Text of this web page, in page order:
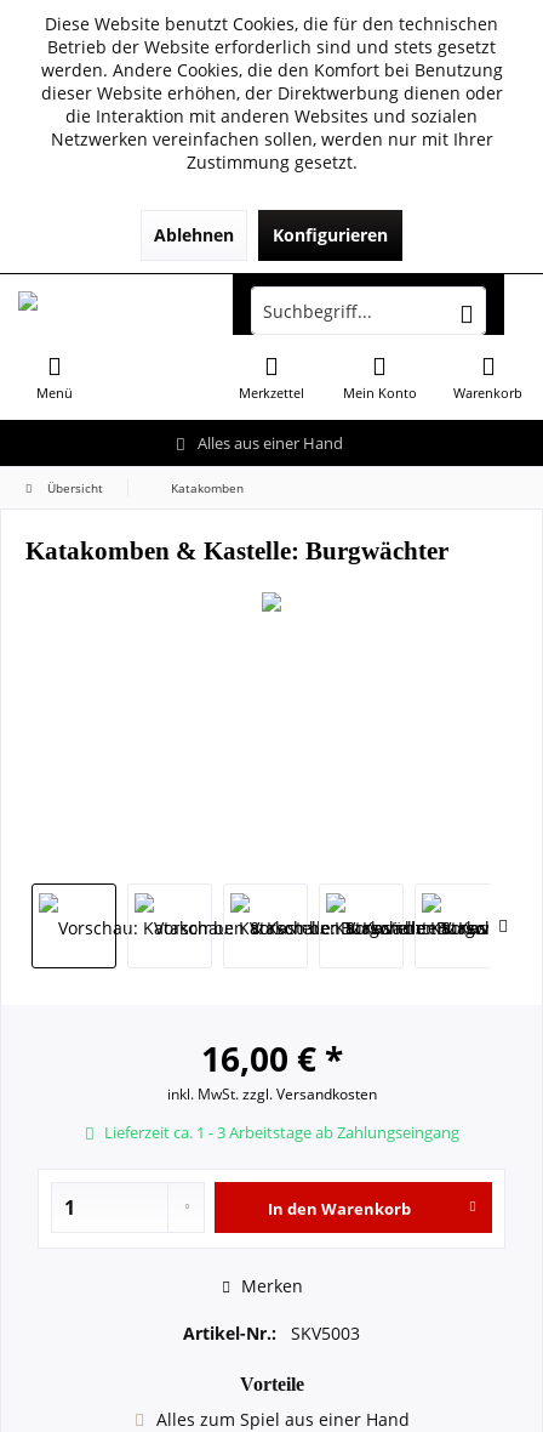
Diese Website benutzt Cookies, die für den technischen
Betrieb der Website erforderlich sind und stets gesetzt
werden. Andere Cookies, die den Komfort bei Benutzung
dieser Website erhöhen, der Direktwerbung dienen oder
die Interaktion mit anderen Websites und sozialen
Netzwerken vereinfachen sollen, werden nur mit Ihrer
Zustimmung gesetzt.
Ablehnen Konfigurieren
Alles aus einer Hand
Menü Warenkorb
Merkzettel Mein Konto
Übersicht Katakomben
Katakomben & Kastelle: Burgwächter
16,00 € *
inkl. MwSt.zzgl. Versandkosten
Lieferzeit ca. 1 - 3 Arbeitstage ab Zahlungseingang
In den Warenkorb
Merken
Artikel-Nr.: SKV5003
Vorteile
Alles zum Spiel aus einer Hand